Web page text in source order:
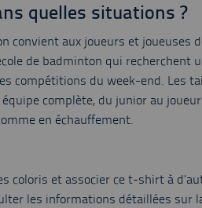
quelles situations ?
convient aux joueurs et joueuses
de badminton qui recherchent
compétitions du week-end. Les
complète, du junior au
en échauffement.
coloris et associer ce t-shirt à
les informations détaillées sur